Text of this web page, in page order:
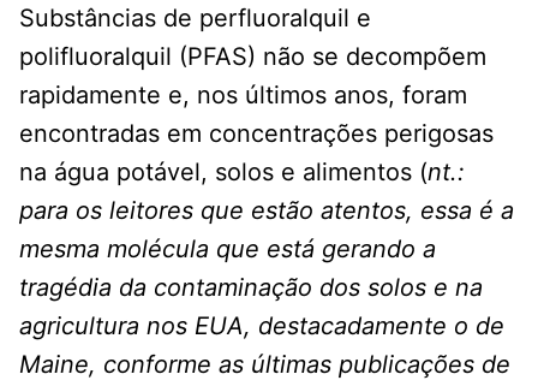
Substâncias de perfluoralquil e
polifluoralquil (PFAS) não se decompõem
rapidamente e, nos últimos anos, foram
encontradas em concentrações perigosas
na água potável, solos e alimentos (nt.:
para os leitores que estão atentos, essa é a
mesma molécula que está gerando a
tragédia da contaminação dos solos e na
agricultura nos EUA, destacadamente o de
Maine, conforme as últimas publicações de